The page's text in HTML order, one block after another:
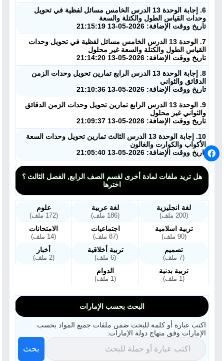
6. إجابة الوحدة 13 الدرس الخامس مسائل لفظية في تحويل
وحدات القياس الطول والكتلة والسعة
تاريخ ووقت الإضافة: 2026-05-13 21:15:19
7. الوحدة 13 الدرس الخامس مسائل لفظية في تحويل وحدات
القياس الطول والكتلة والسعة غير محلول
تاريخ ووقت الإضافة: 2026-05-13 21:14:20
8. إجابة الوحدة 13 الدرس الرابع تمارين تحويل وحدات الزمن
الدقائق والثواني
تاريخ ووقت الإضافة: 2026-05-13 21:10:36
9. الوحدة 13 الدرس الرابع تمارين تحويل وحدات الزمن الدقائق
والثواني غير محلول
تاريخ ووقت الإضافة: 2026-05-13 21:09:37
10. إجابة الوحدة 13 الدرس الثالث تمارين تحويل وحدات السعة
الأكواب والكوارت والغالون
تاريخ ووقت الإضافة: 2026-05-13 21:05:40
هل تريد ملفات لمادة أخرى لقسم الصف الرابع, الفصل الثالث ؟
اخترها
لغة انجليزية
(200 ملف)
لغة عربية
(186 ملف)
علوم
(172 ملف)
تربية اسلامية
(90 ملف)
اجتماعيات
(87 ملف)
الامتحانات
(14 ملف)
تصميم
(7 ملف)
تربية أخلاقية
(6 ملف)
أخبار
(2 ملف)
تربية بدنية
(1 ملف)
الدوام
(1 ملف)
البحث بحسب الإمارات
اكتب عبارة أو كلمة للبحث ضمن ملفات جميع المواد بحسب
الإمارات وفق منهاج دولة الإمارات:
بحث